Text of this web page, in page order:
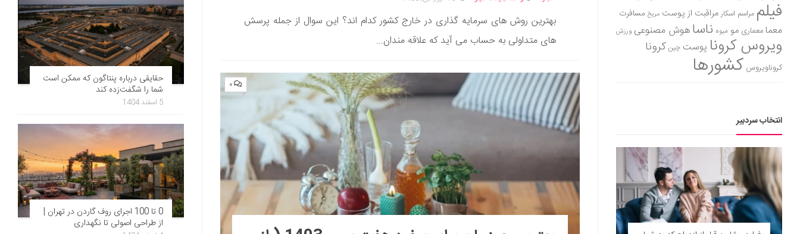
بهترین روش های سرمایه گذاری در خارج کشور کدام اند؟ این سوال از جمله پرسش
های متداولی به حساب می آید که علاقه مندان...
۰
فیلم مراسم اسکارمراقبت از پوست مریخ مسافرت
معمامعماری مو میوه ناساهوش مصنوعی ورزش
ویروس کرونا پوست چین کرونا
کروناویروس کشورها
انتخاب سردبیر
حقایقی درباره پنتاگون که ممکن است
شما را شگفت‌زده کند
5 اسفند 1404
0 تا 100 اجرای روف گاردن در تهران |
از طراحی اصولی تا نگهداری